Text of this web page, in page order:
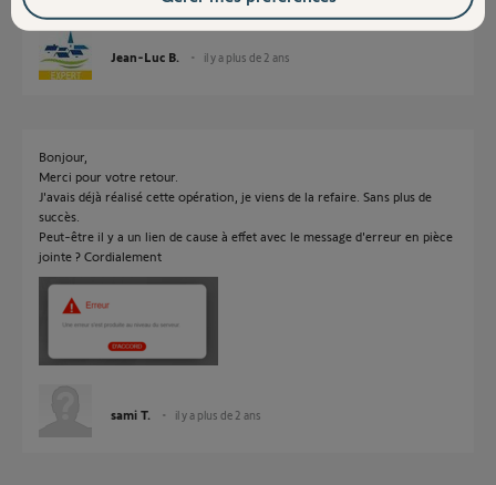
Supprimez l'alarme du TaHoma et recommencez l'association.
Jean-Luc B. il y a plus de 2 ans
Bonjour,
Merci pour votre retour.
J'avais déjà réalisé cette opération, je viens de la refaire. Sans plus de
succès.
Peut-être il y a un lien de cause à effet avec le message d'erreur en pièce
jointe ? Cordialement
sami T. il y a plus de 2 ans